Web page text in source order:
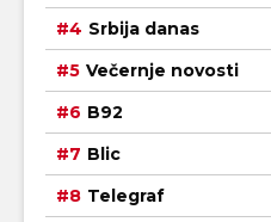
Srbija danas
Večernje novosti
B92
Blic
Telegraf